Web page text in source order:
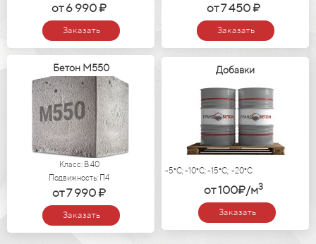
от 6 990 ₽
Заказать
от 7 450 ₽
Заказать
Бетон М550
Класс: В 40
Подвижность: П4
от 7 990 ₽
Заказать
Добавки
-5°C; -10°C; -15°C; -20°C
от 100₽/м3
Заказать